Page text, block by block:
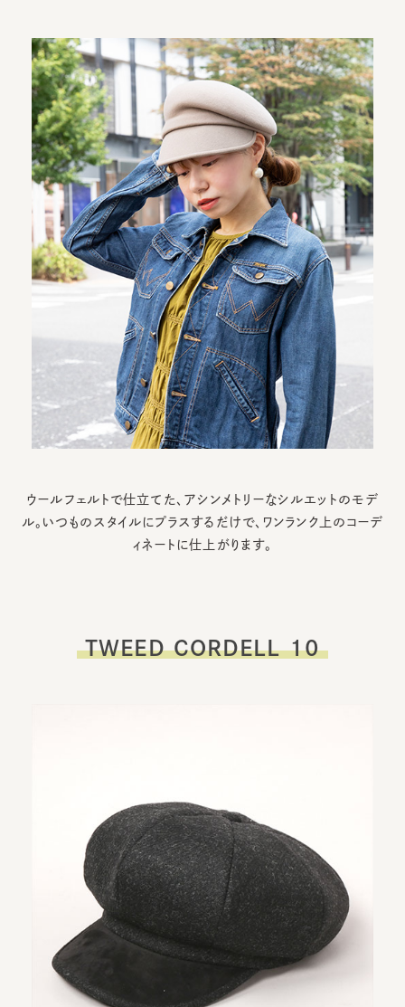
ウールフェルトで仕立てた、アシンメトリーなシルエットのモデ
ル。 いつものスタイルにプラスするだけで、ワンランク上のコーデ
ィネートに仕上がります。
TWEED CORDELL 10